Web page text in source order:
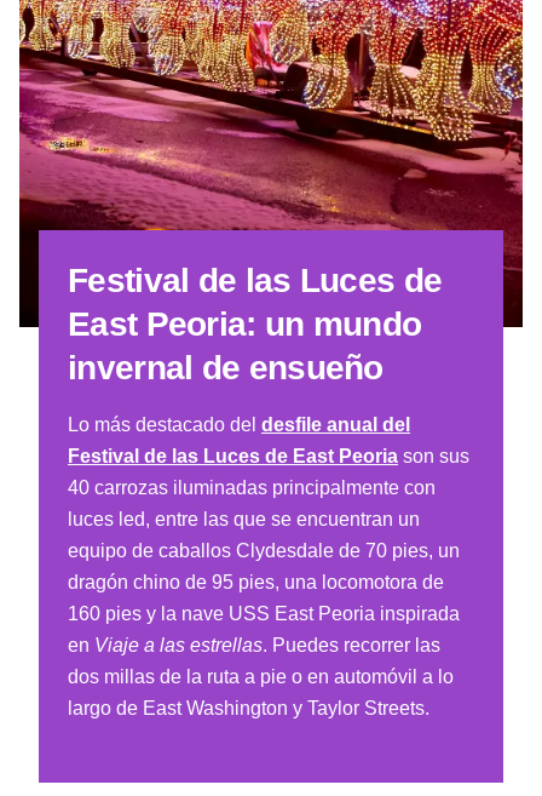
Festival de las Luces de
East Peoria: un mundo
invernal de ensueño
Lo más destacado del desfile anual del
Festival de las Luces de East Peoria son sus
40 carrozas iluminadas principalmente con
luces led, entre las que se encuentran un
equipo de caballos Clydesdale de 70 pies, un
dragón chino de 95 pies, una locomotora de
160 pies y la nave USS East Peoria inspirada
en Viaje a las estrellas. Puedes recorrer las
dos millas de la ruta a pie o en automóvil a lo
largo de East Washington y Taylor Streets.